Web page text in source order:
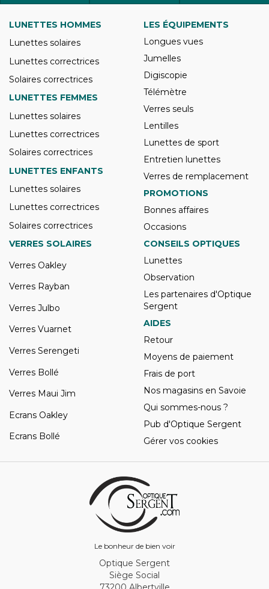
Le bonheur de bien voir
LUNETTES HOMMES
Lunettes solaires
Lunettes correctrices
Solaires correctrices
LUNETTES FEMMES
Lunettes solaires
Lunettes correctrices
Solaires correctrices
LUNETTES ENFANTS
Lunettes solaires
Lunettes correctrices
Solaires correctrices
LES ÉQUIPEMENTS
Longues vues
Jumelles
Digiscopie
Télémètre
Verres seuls
Lentilles
Lunettes de sport
Entretien lunettes
Verres de remplacement
PROMOTIONS
Bonnes affaires
Occasions
VERRES SOLAIRES
Verres Oakley
Verres Rayban
Verres Julbo
Verres Vuarnet
Verres Serengeti
Verres Bollé
Verres Maui Jim
Ecrans Oakley
Ecrans Bollé
CONSEILS OPTIQUES
Lunettes
Observation
Les partenaires d'Optique
Sergent
AIDES
Retour
Moyens de paiement
Frais de port
Nos magasins en Savoie
Qui sommes-nous ?
Pub d'Optique Sergent
Gérer vos cookies
Optique Sergent
Siège Social